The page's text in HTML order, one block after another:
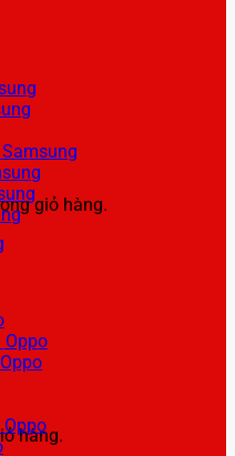
giỏ hàng.
hàng.
Oppo
Oppo